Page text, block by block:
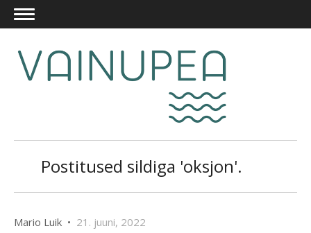
Postitused sildiga 'oksjon'.
Mario Luik • 21. juuni, 2022